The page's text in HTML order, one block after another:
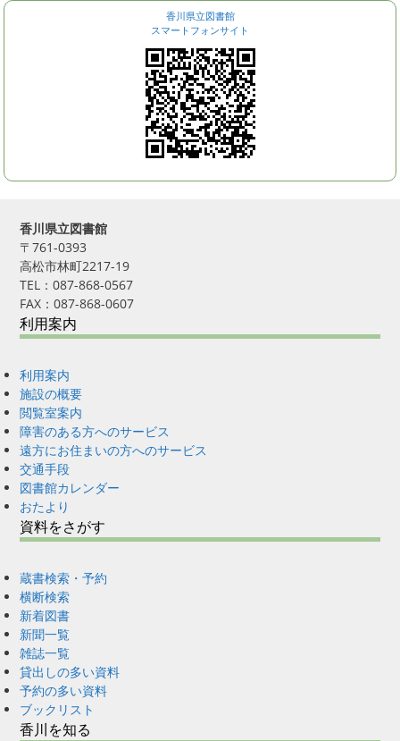
香川県立図書館
スマートフォンサイト
香川県立図書館
〒761-0393
高松市林町2217-19
TEL：087-868-0567
FAX：087-868-0607
利用案内
利用案内
施設の概要
閲覧室案内
障害のある方へのサービス
遠方にお住まいの方へのサービス
交通手段
図書館カレンダー
おたより
資料をさがす
蔵書検索・予約
横断検索
新着図書
新聞一覧
雑誌一覧
貸出しの多い資料
予約の多い資料
ブックリスト
香川を知る